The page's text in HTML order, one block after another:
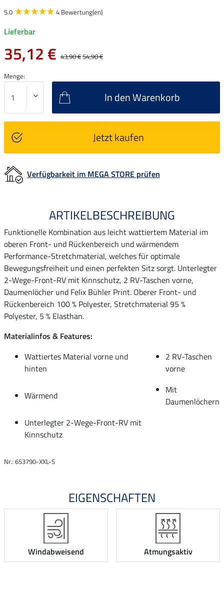
5.0 4 Bewertung(en)
Lieferbar
35,12 € 43,90 €54,90 €
Menge:
In den Warenkorb
Jetzt kaufen
Verfügbarkeit im MEGA STORE prüfen
ARTIKELBESCHREIBUNG
Funktionelle Kombination aus leicht wattiertem Material im
oberen Front- und Rückenbereich und wärmendem
Performance-Stretchmaterial, welches für optimale
Bewegungsfreiheit und einen perfekten Sitz sorgt. Unterlegter
2-Wege-Front-RV mit Kinnschutz, 2 RV-Taschen vorne,
Daumenlöcher und Felix Bühler Print. Oberer Front- und
Rückenbereich 100 % Polyester, Stretchmaterial 95 %
Polyester, 5 % Elasthan.
Materialinfos & Features:
Wattiertes Material vorne und
hinten
2 RV-Taschen
vorne
Wärmend
Mit
Daumenlöchern
Unterlegter 2-Wege-Front-RV mit
Kinnschutz
Nr.: 653790-XXL-S
EIGENSCHAFTEN
Windabweisend Atmungsaktiv